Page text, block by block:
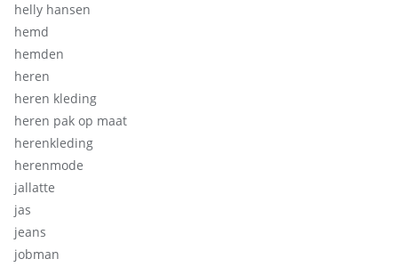
helly hansen
hemd
hemden
heren
heren kleding
heren pak op maat
herenkleding
herenmode
jallatte
jas
jeans
jobman